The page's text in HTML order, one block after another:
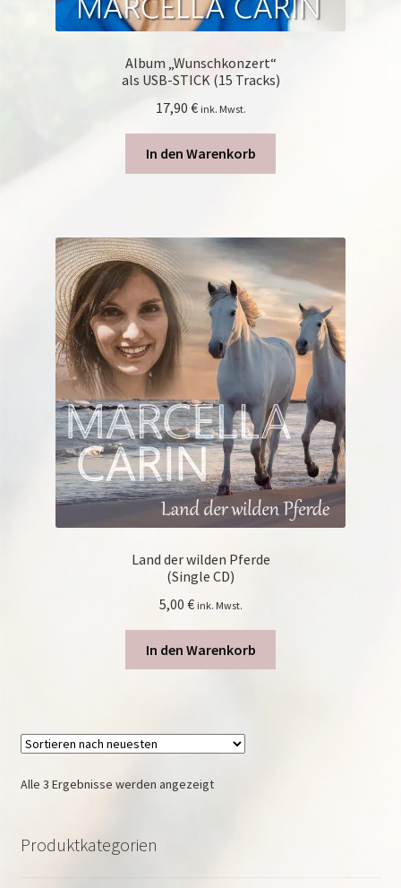
Album „Wunschkonzert“
als USB-STICK (15 Tracks)
17,90 € ink. Mwst.
In den Warenkorb
Land der wilden Pferde
(Single CD)
5,00 € ink. Mwst.
In den Warenkorb
Alle 3 Ergebnisse werden angezeigtNach
Produktkategorien